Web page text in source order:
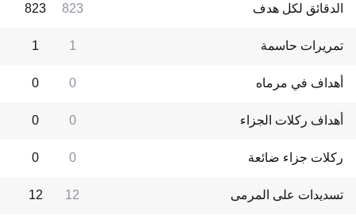
الدقائق لكل هدف 823
823
تمريرات حاسمة 1
1
أهداف في مرماه 0
0
أهداف ركلات الجزاء 0
0
ركلات جزاء ضائعة 0
0
تسديدات على المرمى 12
12